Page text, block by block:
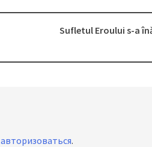
Sufletul Eroului s-a
авторизоваться.